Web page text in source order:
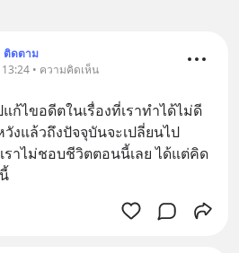
ติดตาม
• ความคิดเห็น
ก้ไขอดีตในเรื่องที่เราทำได้ไม่ดี
งแล้วถึงปัจจุบันจะเปลี่ยนไป
ราไม่ชอบชีวิตตอนนี้เลย ได้แต่คิด